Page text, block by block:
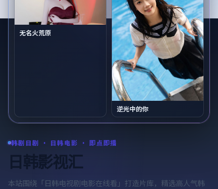
韩剧日剧 · 日韩电影 · 即点即播
日韩影视汇
本站围绕「日韩电视剧电影在线看 」打造片库，精选高人气韩
无名火荒原
逆光中的你